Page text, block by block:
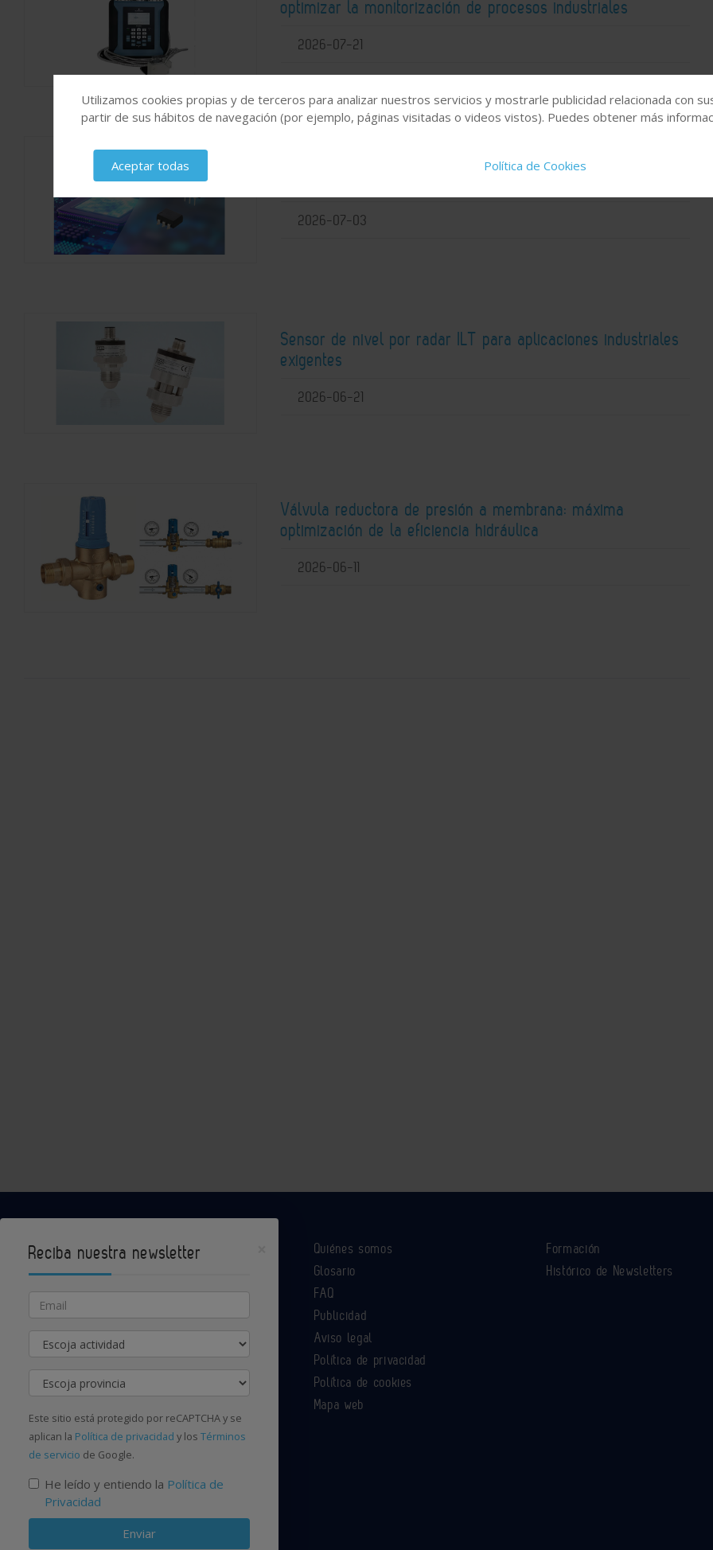
optimizar la monitorización de procesos industriales
2026-07-21
Relés SiC-MOSFET para aplicaciones de prueba (ATE) y alta
2026-07-03
Sensor de nivel por radar ILT para aplicaciones industriales
exigentes
2026-06-21
Válvula reductora de presión a membrana: máxima
optimización de la eficiencia hidráulica
2026-06-11
Contacte con nosotros
Quiénes somos
Glosario
FAQ
Publicidad
Aviso legal
Política de privacidad
Política de cookies
Mapa web
Formación
Histórico de Newsletters
Utilizamos cookies propias y de terceros para analizar nuestros servicios y mostrarle publicidad relacionada con
partir de sus hábitos de navegación (por ejemplo, páginas visitadas o videos vistos). Puedes obtener más
Aceptar todas Política de Cookies
Reciba nuestra newsletter
Email
Actividad
Provincia
Este sitio está protegido por reCAPTCHA y se
aplican la Política de privacidad y los Términos
de servicio de Google.
He leído y entiendo la Política de
Privacidad
Enviar